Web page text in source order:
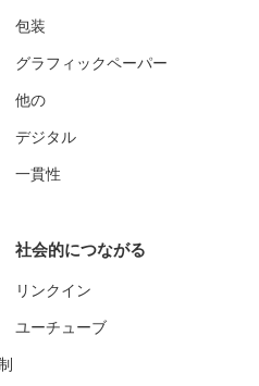
包装
グラフィックペーパー
他の
デジタル
一貫性
社会的につながる
リンクイン
ユーチューブ